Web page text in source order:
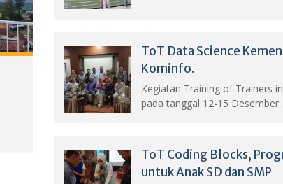
ToT Data Science
Kominfo.
Kegiatan Training of Trainers
pada tanggal 12-15
ToT Coding Blocks,
untuk Anak SD dan SMP